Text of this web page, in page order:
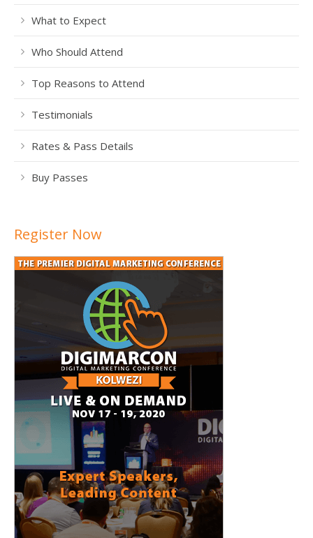
What to Expect
Who Should Attend
Top Reasons to Attend
Testimonials
Rates & Pass Details
Buy Passes
Register Now